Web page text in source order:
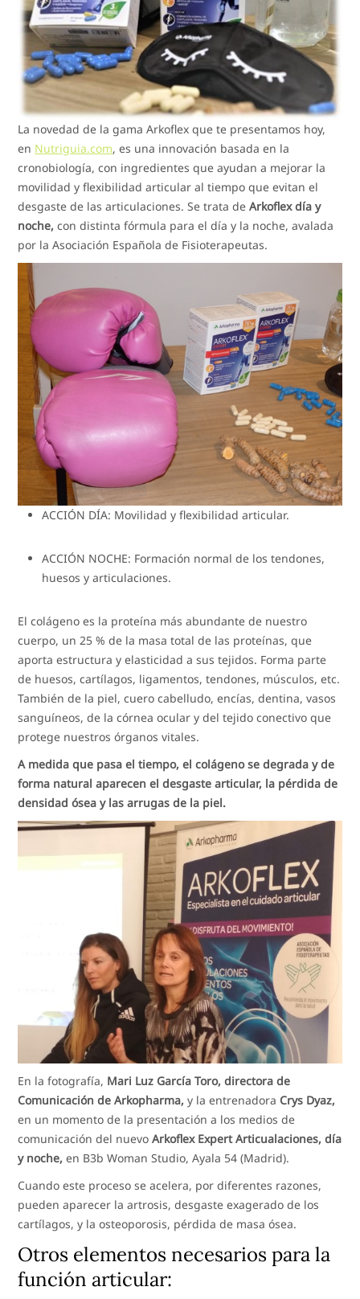
La novedad de la gama Arkoflex que te presentamos hoy,
en Nutriguia.com, es una innovación basada en la
cronobiología, con ingredientes que ayudan a mejorar la
movilidad y flexibilidad articular al tiempo que evitan el
desgaste de las articulaciones. Se trata deArkoflex día y
noche, con distinta fórmula para el día y la noche, avalada
por la Asociación Española de Fisioterapeutas.
ACCIÓN DÍA: Movilidad y flexibilidad articular.
ACCIÓN NOCHE: Formación normal de los tendones,
huesos y articulaciones.
El colágeno es la proteína más abundante de nuestro
cuerpo, un 25 % de la masa total de las proteínas, que
aporta estructura y elasticidad a sus tejidos. Forma parte
de huesos, cartílagos, ligamentos, tendones, músculos, etc.
También de la piel, cuero cabelludo, encías, dentina, vasos
sanguíneos, de la córnea ocular y del tejido conectivo que
protege nuestros órganos vitales.
A medida que pasa el tiempo, el colágeno se degrada y de
forma natural aparecen el desgaste articular, la pérdida de
densidad ósea y las arrugas de la piel.
En la fotografía, Mari Luz García Toro, directora de
Comunicación de Arkopharma, y la entrenadora Crys Dyaz,
en un momento de la presentación a los medios de
comunicación del nuevoArkoflex Expert Articualaciones, día
y noche, en B3b Woman Studio, Ayala 54 (Madrid).
Cuando este proceso se acelera, por diferentes razones,
pueden aparecer la artrosis, desgaste exagerado de los
cartílagos, y la osteoporosis, pérdida de masa ósea.
Otros elementos necesarios para la
función articular: